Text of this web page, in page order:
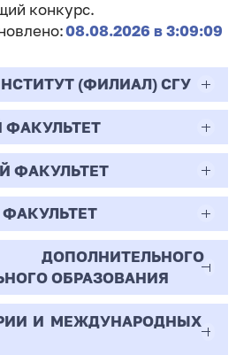
конкурс.
08.08.2026 в 3:09:09
(ФИЛИАЛ) СГУ
образование
- 10
Практическая
образования
ФАКУЛЬТЕТ
- 50
ФАКУЛЬТЕТ
- 15
ОБРАЗОВАНИЯ
И МЕЖДУНАРОДНЫХ